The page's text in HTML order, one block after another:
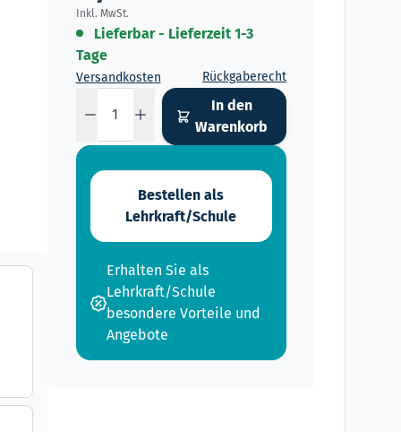
Inkl. MwSt.
Lieferbar - Lieferzeit 1-3
Tage
Versandkosten Rückgaberecht
In den
Warenkorb
Bestellen als
Lehrkraft/Schule
Erhalten Sie als
Lehrkraft/Schule
besondere Vorteile und
Angebote